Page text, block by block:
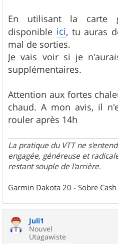
En utilisant la carte
disponible ici, tu auras
mal de sorties.
Je vais voir si je
supplémentaires.
Attention aux fortes
chaud. A mon avis, il
rouler après 14h
La pratique du VTT ne
engagée, généreuse et
restant souple de l'arrière.
Garmin Dakota 20 - Sobre Cash
Juli1
Nouvel
Utagawiste